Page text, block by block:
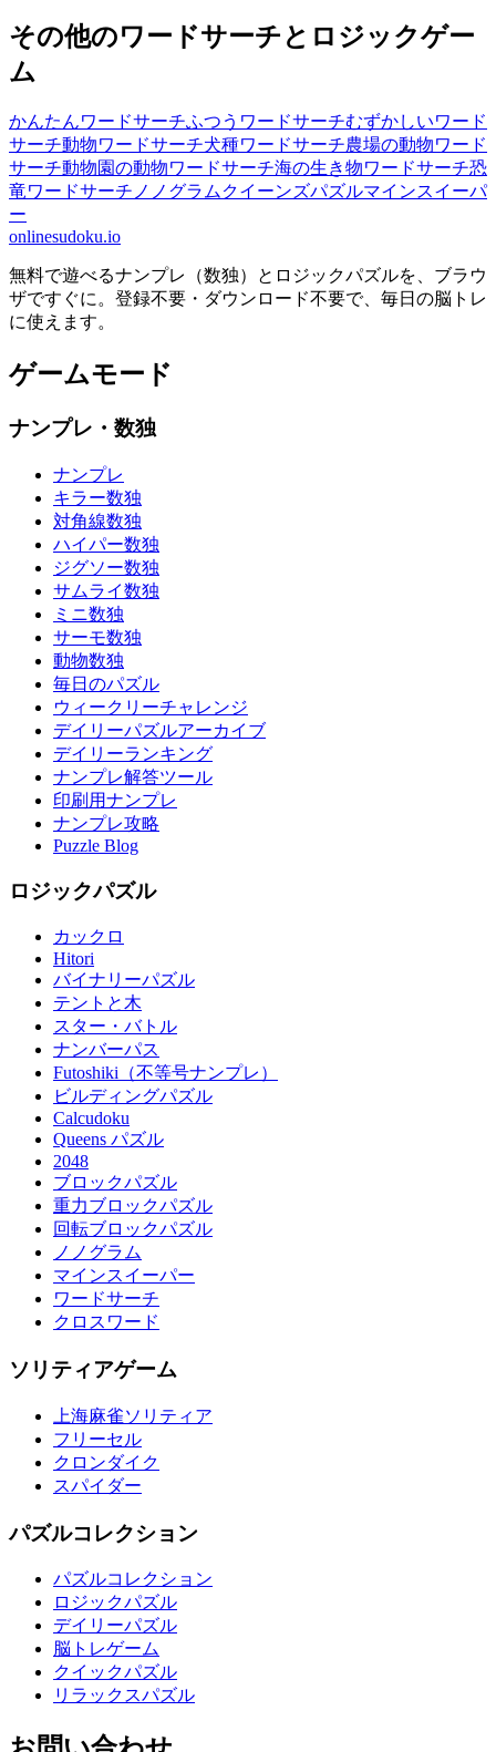
その他のワードサーチとロジックゲー
ム
かんたんワードサーチふつうワードサーチむずかしいワード
サーチ動物ワードサーチ犬種ワードサーチ農場の動物ワード
サーチ動物園の動物ワードサーチ海の生き物ワードサーチ恐
竜ワードサーチ ノノグラムクイーンズパズルマインスイーパ
ー
onlinesudoku.io
無料で遊べるナンプレ（数独）とロジックパズルを、ブラウ
ザですぐに。登録不要・ダウンロード不要で、毎日の脳トレ
に使えます。
ゲームモード
ナンプレ・数独
ナンプレ
キラー数独
対角線数独
ハイパー数独
ジグソー数独
サムライ数独
ミニ数独
サーモ数独
動物数独
毎日のパズル
ウィークリーチャレンジ
デイリーパズルアーカイブ
デイリーランキング
ナンプレ解答ツール
印刷用ナンプレ
ナンプレ攻略
Puzzle Blog
ロジックパズル
カックロ
Hitori
バイナリーパズル
テントと木
スター・バトル
ナンバーパス
Futoshiki（不等号ナンプレ）
ビルディングパズル
Calcudoku
Queens パズル
2048
ブロックパズル
重力ブロックパズル
回転ブロックパズル
ノノグラム
マインスイーパー
ワードサーチ
クロスワード
ソリティアゲーム
上海麻雀ソリティア
フリーセル
クロンダイク
スパイダー
パズルコレクション
パズルコレクション
ロジックパズル
デイリーパズル
脳トレゲーム
クイックパズル
リラックスパズル